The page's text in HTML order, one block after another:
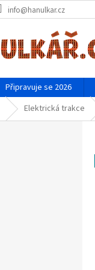
info@hanulkar.cz
Připravuje se 2026
Elektrická trakce